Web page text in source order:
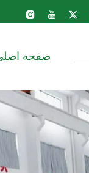
صفحه